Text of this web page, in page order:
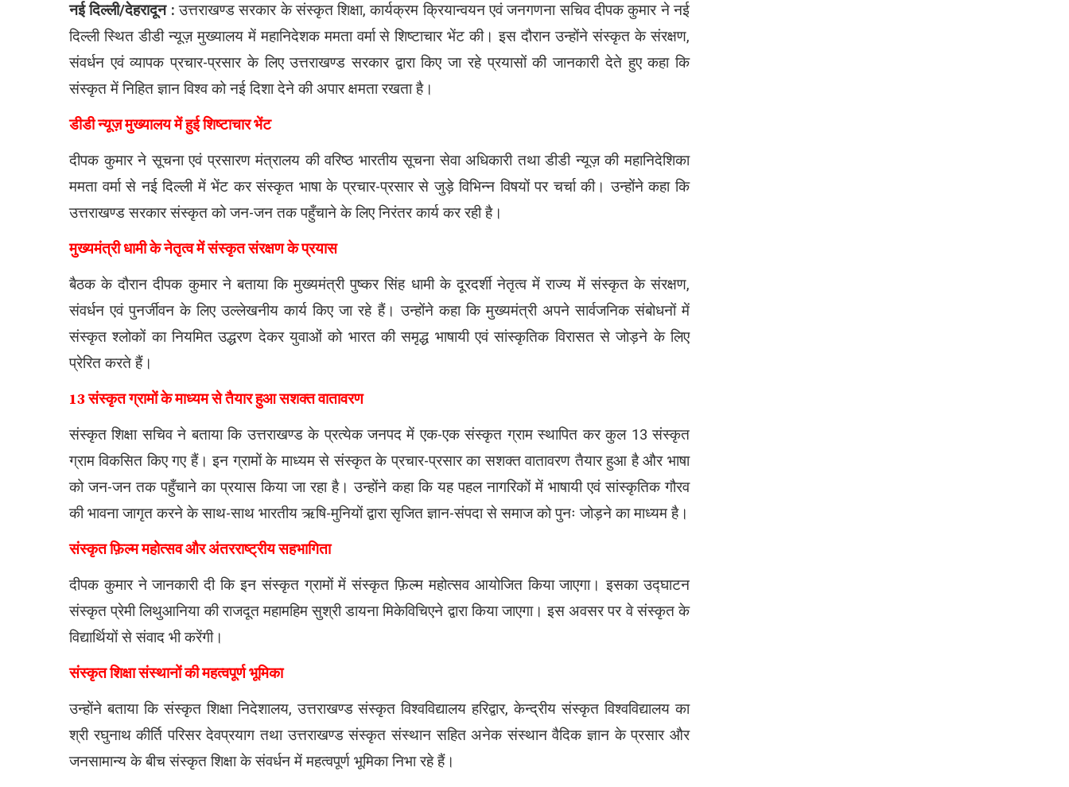
Share
नई दिल्ली/देहरादून : उत्तराखण्ड सरकार के संस्कृत शिक्षा, कार्यक्रम क्रियान्वयन एवं जनगणना सचिव दीपक कुमार ने नई
दिल्ली स्थित डीडी न्यूज़ मुख्यालय में महानिदेशक ममता वर्मा से शिष्टाचार भेंट की। इस दौरान उन्होंने संस्कृत के संरक्षण,
संवर्धन एवं व्यापक प्रचार-प्रसार के लिए उत्तराखण्ड सरकार द्वारा किए जा रहे प्रयासों की जानकारी देते हुए कहा कि
संस्कृत में निहित ज्ञान विश्व को नई दिशा देने की अपार क्षमता रखता है।
डीडी न्यूज़ मुख्यालय में हुई शिष्टाचार भेंट
दीपक कुमार ने सूचना एवं प्रसारण मंत्रालय की वरिष्ठ भारतीय सूचना सेवा अधिकारी तथा डीडी न्यूज़ की महानिदेशिका
ममता वर्मा से नई दिल्ली में भेंट कर संस्कृत भाषा के प्रचार-प्रसार से जुड़े विभिन्न विषयों पर चर्चा की। उन्होंने कहा कि
उत्तराखण्ड सरकार संस्कृत को जन-जन तक पहुँचाने के लिए निरंतर कार्य कर रही है।
मुख्यमंत्री धामी के नेतृत्व में संस्कृत संरक्षण के प्रयास
बैठक के दौरान दीपक कुमार ने बताया कि मुख्यमंत्री पुष्कर सिंह धामी के दूरदर्शी नेतृत्व में राज्य में संस्कृत के संरक्षण,
संवर्धन एवं पुनर्जीवन के लिए उल्लेखनीय कार्य किए जा रहे हैं। उन्होंने कहा कि मुख्यमंत्री अपने सार्वजनिक संबोधनों में
संस्कृत श्लोकों का नियमित उद्धरण देकर युवाओं को भारत की समृद्ध भाषायी एवं सांस्कृतिक विरासत से जोड़ने के लिए
प्रेरित करते हैं।
13 संस्कृत ग्रामों के माध्यम से तैयार हुआ सशक्त वातावरण
संस्कृत शिक्षा सचिव ने बताया कि उत्तराखण्ड के प्रत्येक जनपद में एक-एक संस्कृत ग्राम स्थापित कर कुल 13 संस्कृत
ग्राम विकसित किए गए हैं। इन ग्रामों के माध्यम से संस्कृत के प्रचार-प्रसार का सशक्त वातावरण तैयार हुआ है और भाषा
को जन-जन तक पहुँचाने का प्रयास किया जा रहा है। उन्होंने कहा कि यह पहल नागरिकों में भाषायी एवं सांस्कृतिक गौरव
की भावना जागृत करने के साथ-साथ भारतीय ऋषि-मुनियों द्वारा सृजित ज्ञान-संपदा से समाज को पुनः जोड़ने का माध्यम है।
संस्कृत फ़िल्म महोत्सव और अंतरराष्ट्रीय सहभागिता
दीपक कुमार ने जानकारी दी कि इन संस्कृत ग्रामों में संस्कृत फ़िल्म महोत्सव आयोजित किया जाएगा। इसका उद्घाटन
संस्कृत प्रेमी लिथुआनिया की राजदूत महामहिम सुश्री डायना मिकेविचिएने द्वारा किया जाएगा। इस अवसर पर वे संस्कृत के
विद्यार्थियों से संवाद भी करेंगी।
संस्कृत शिक्षा संस्थानों की महत्वपूर्ण भूमिका
उन्होंने बताया कि संस्कृत शिक्षा निदेशालय, उत्तराखण्ड संस्कृत विश्वविद्यालय हरिद्वार, केन्द्रीय संस्कृत विश्वविद्यालय का
श्री रघुनाथ कीर्ति परिसर देवप्रयाग तथा उत्तराखण्ड संस्कृत संस्थान सहित अनेक संस्थान वैदिक ज्ञान के प्रसार और
जनसामान्य के बीच संस्कृत शिक्षा के संवर्धन में महत्वपूर्ण भूमिका निभा रहे हैं।